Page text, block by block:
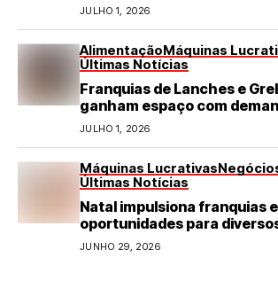
JULHO 1, 2026
AlimentaçãoMáquinas
Últimas Notícias
Franquias de Lanches e
ganham espaço com
refeições rápidas e de
JULHO 1, 2026
Máquinas Lucrativas
Últimas Notícias
Natal impulsiona franquias
oportunidades para
do varejo
JUNHO 29, 2026